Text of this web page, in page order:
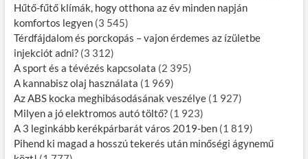
Hűtő-fűtő klímák, hogy otthona az év minden napján
komfortos legyen (3 545)
Térdfájdalom és porckopás – vajon érdemes az ízületbe
injekciót adni? (3 312)
A sport és a tévézés kapcsolata (2 395)
A kannabisz olaj használata (1 969)
Az ABS kocka meghibásodásának veszélye (1 927)
Milyen a jó elektromos autó töltő? (1 923)
A 3 leginkább kerékpárbarát város 2019-ben (1 819)
Pihend ki magad a hosszú tekerés után minőségi ágynemű